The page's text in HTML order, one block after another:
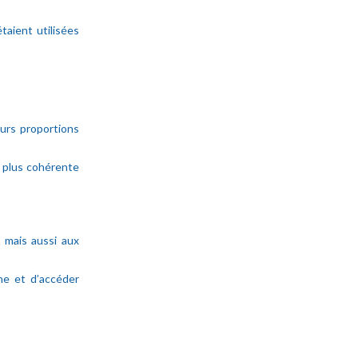
utilisées
proportions
plus cohérente
aussi aux
et d’accéder